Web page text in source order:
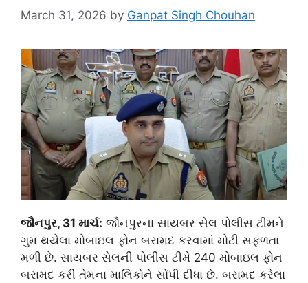
March 31, 2026 by Ganpat Singh Chouhan
જૌનપુર, 31 માર્ચ: જૌનપુરના સાયબર સેલ પોલીસ ટીમને
ગુમ થયેલા મોબાઇલ ફોન બરામદ કરવામાં મોટી સફળતા
મળી છે. સાયબર સેલની પોલીસ ટીમે 240 મોબાઇલ ફોન
બરામદ કરી તેમના માલિકોને સોંપી દીધા છે. બરામદ કરેલા